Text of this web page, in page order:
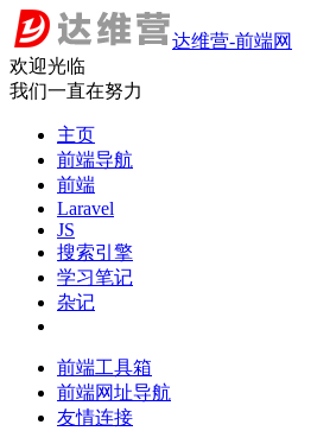
达维营-前端网
欢迎光临
我们一直在努力
主页
前端导航
前端
Laravel
JS
搜索引擎
学习笔记
杂记
前端工具箱
前端网址导航
友情连接